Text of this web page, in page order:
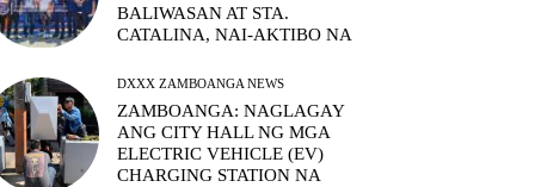
BALIWASAN AT STA.
CATALINA, NAI-AKTIBO NA
DXXX ZAMBOANGA NEWS
ZAMBOANGA: NAGLAGAY
ANG CITY HALL NG MGA
ELECTRIC VEHICLE (EV)
CHARGING STATION NA